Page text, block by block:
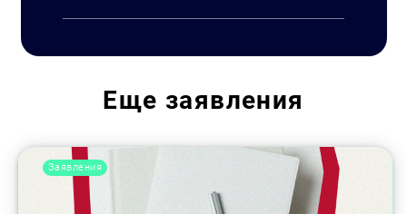
Еще заявления
Заявления